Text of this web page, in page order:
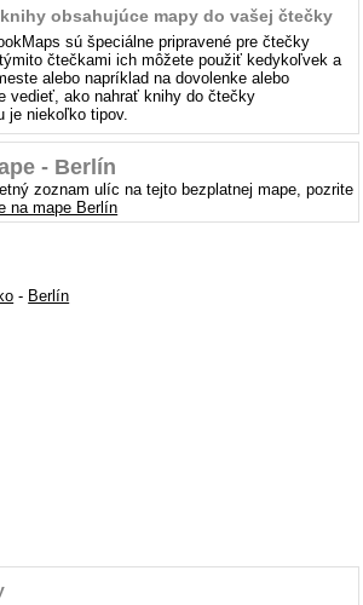
obsahujúce mapy do vašej čtečky
sú špeciálne pripravené pre čtečky
čtečkami ich môžete použiť kedykoľvek a
alebo napríklad na dovolenke alebo
vedieť, ako nahrať knihy do čtečky
je niekoľko tipov.
- Berlín
zoznam ulíc na tejto bezplatnej mape, pozrite
na mape Berlín
- Berlín